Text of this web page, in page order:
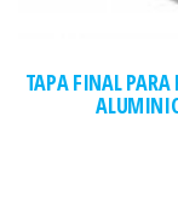
TAPA FINAL PARA